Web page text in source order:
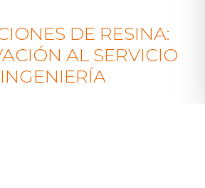
DE RESINA:
AL SERVICIO